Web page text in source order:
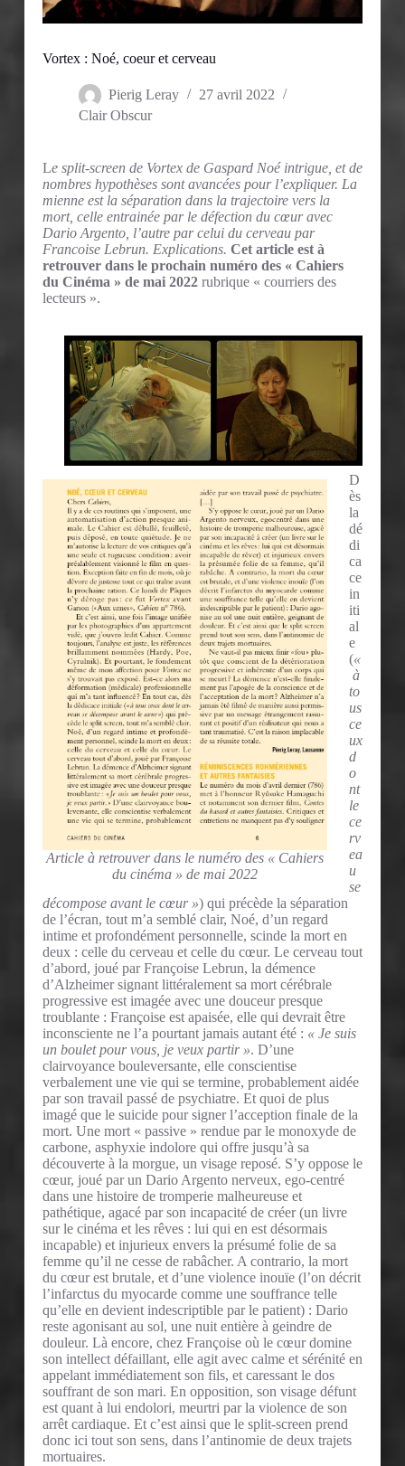
Vortex : Noé, coeur et cerveau
Pierig Leray
27 avril 2022
Clair Obscur
Le split-screen de Vortex de Gaspard Noé intrigue, et de
nombres hypothèses sont avancées pour l’expliquer. La
mienne est la séparation dans la trajectoire vers la
mort, celle entrainée par le défection du cœur avec
Dario Argento, l’autre par celui du cerveau par
Francoise Lebrun. Explications. Cet article est à
retrouver dans le prochain numéro des « Cahiers
du Cinéma » de mai 2022rubrique « courriers des
lecteurs ».
Article à retrouver dans le numéro des « Cahiers
du cinéma » de mai 2022
D
ès
la
dé
di
ca
ce
in
iti
al
e
(«
à
to
us
ce
ux
d
o
nt
le
ce
rv
ea
u
se
décompose avant le cœur ») qui précède la séparation
de l’écran, tout m’a semblé clair, Noé, d’un regard
intime et profondément personnelle, scinde la mort en
deux : celle du cerveau et celle du cœur. Le cerveau tout
d’abord, joué par Françoise Lebrun, la démence
d’Alzheimer signant littéralement sa mort cérébrale
progressive est imagée avec une douceur presque
troublante : Françoise est apaisée, elle qui devrait être
inconsciente ne l’a pourtant jamais autant été : « Je suis
un boulet pour vous, je veux partir ». D’une
clairvoyance bouleversante, elle conscientise
verbalement une vie qui se termine, probablement aidée
par son travail passé de psychiatre. Et quoi de plus
imagé que le suicide pour signer l’acception finale de la
mort. Une mort « passive » rendue par le monoxyde de
carbone, asphyxie indolore qui offre jusqu’à sa
découverte à la morgue, un visage reposé. S’y oppose le
cœur, joué par un Dario Argento nerveux, ego-centré
dans une histoire de tromperie malheureuse et
pathétique, agacé par son incapacité de créer (un livre
sur le cinéma et les rêves : lui qui en est désormais
incapable) et injurieux envers la présumé folie de sa
femme qu’il ne cesse de rabâcher. A contrario, la mort
du cœur est brutale, et d’une violence inouïe (l’on décrit
l’infarctus du myocarde comme une souffrance telle
qu’elle en devient indescriptible par le patient) : Dario
reste agonisant au sol, une nuit entière à geindre de
douleur. Là encore, chez Françoise où le cœur domine
son intellect défaillant, elle agit avec calme et sérénité en
appelant immédiatement son fils, et caressant le dos
souffrant de son mari. En opposition, son visage défunt
est quant à lui endolori, meurtri par la violence de son
arrêt cardiaque. Et c’est ainsi que le split-screen prend
donc ici tout son sens, dans l’antinomie de deux trajets
mortuaires.